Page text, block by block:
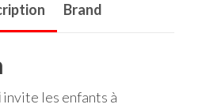
Brand
invite les enfants à